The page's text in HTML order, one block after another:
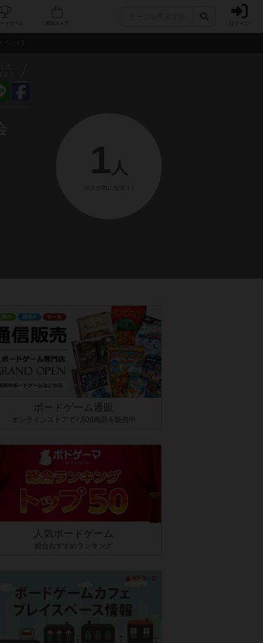
人気ボードゲーム ログイン
1 人
（0人が気になる！）
ボードゲーム通販
オンラインストアで7,500商品を販売中
人気ボードゲーム
総合おすすめランキング